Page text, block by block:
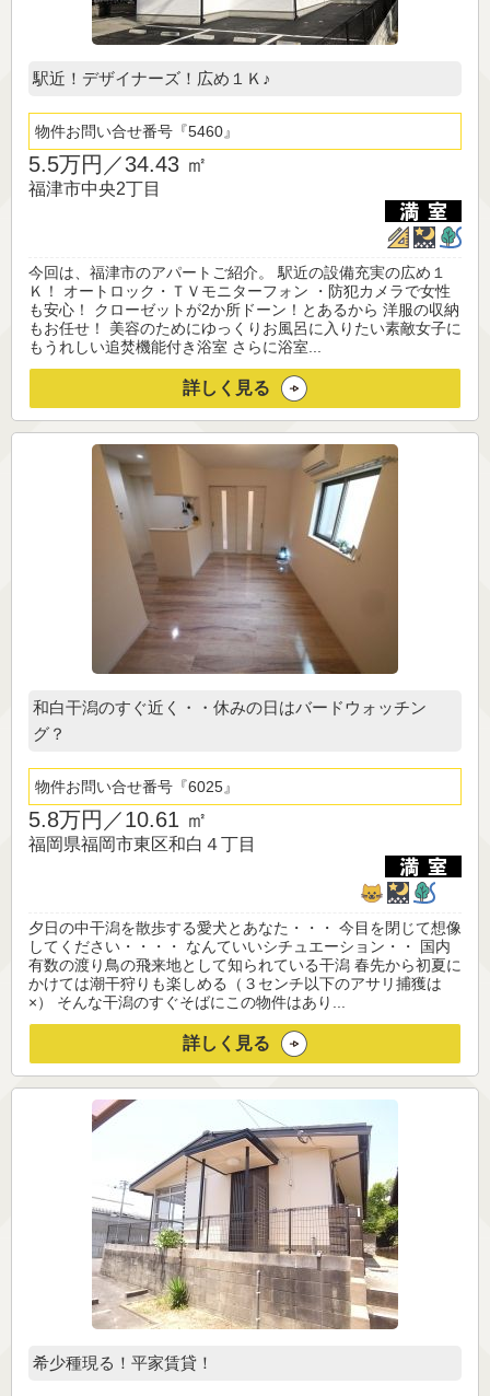
駅近！デザイナーズ！広め１Ｋ♪
物件お問い合せ番号 5460
5.5万円／34.43 ㎡
福津市中央2丁目
今回は、福津市のアパートご紹介。 駅近の設備充実の広め１
Ｋ！ オートロック・ＴＶモニターフォン ・防犯カメラで女性
も安心！ クローゼットが2か所ドーン！とあるから 洋服の収納
もお任せ！ 美容のためにゆっくりお風呂に入りたい素敵女子に
もうれしい追焚機能付き浴室 さらに浴室...
詳しく見る
和白干潟のすぐ近く・・休みの日はバードウォッチン
グ？
物件お問い合せ番号 6025
5.8万円／10.61 ㎡
福岡県福岡市東区和白４丁目
夕日の中干潟を散歩する愛犬とあなた・・・ 今目を閉じて想像
してください・・・・ なんていいシチュエーション・・ 国内
有数の渡り鳥の飛来地として知られている干潟 春先から初夏に
かけては潮干狩りも楽しめる（３センチ以下のアサリ捕獲は
×） そんな干潟のすぐそばにこの物件はあり...
詳しく見る
希少種現る！平家賃貸！